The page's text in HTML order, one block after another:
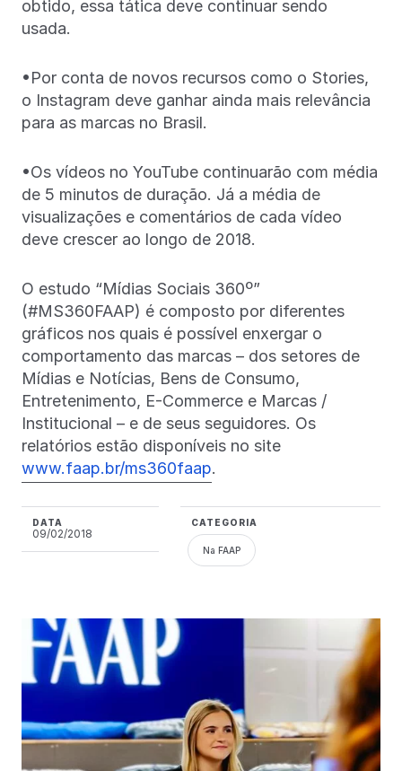
obtido, essa tática deve continuar sendo
usada.
•Por conta de novos recursos como o Stories,
o Instagram deve ganhar ainda mais relevância
para as marcas no Brasil.
•Os vídeos no YouTube continuarão com média
de 5 minutos de duração. Já a média de
visualizações e comentários de cada vídeo
deve crescer ao longo de 2018.
O estudo “Mídias Sociais 360º”
(#MS360FAAP) é composto por diferentes
gráficos nos quais é possível enxergar o
comportamento das marcas – dos setores de
Mídias e Notícias, Bens de Consumo,
Entretenimento, E-Commerce e Marcas /
Institucional – e de seus seguidores. Os
relatórios estão disponíveis no site
www.faap.br/ms360faap.
DATA
09/02/2018
CATEGORIA
Na FAAP